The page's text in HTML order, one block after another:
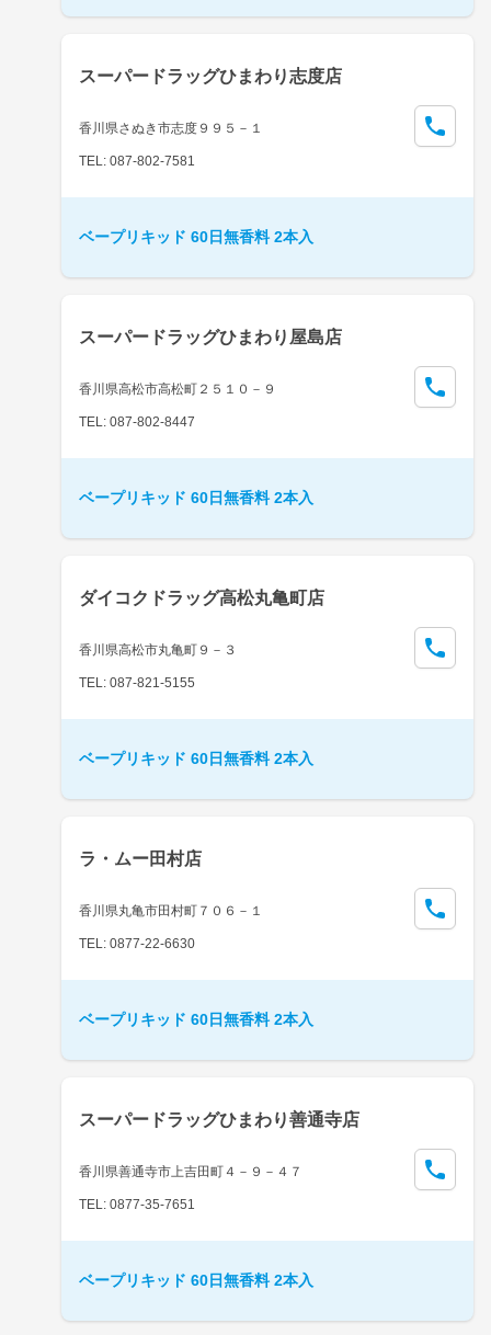
スーパードラッグひまわり志度店
香川県さぬき市志度９９５－１
TEL: 087-802-7581
ベープリキッド 60日無香料 2本入
スーパードラッグひまわり屋島店
香川県高松市高松町２５１０－９
TEL: 087-802-8447
ベープリキッド 60日無香料 2本入
ダイコクドラッグ高松丸亀町店
香川県高松市丸亀町９－３
TEL: 087-821-5155
ベープリキッド 60日無香料 2本入
ラ・ムー田村店
香川県丸亀市田村町７０６－１
TEL: 0877-22-6630
ベープリキッド 60日無香料 2本入
スーパードラッグひまわり善通寺店
香川県善通寺市上吉田町４－９－４７
TEL: 0877-35-7651
ベープリキッド 60日無香料 2本入